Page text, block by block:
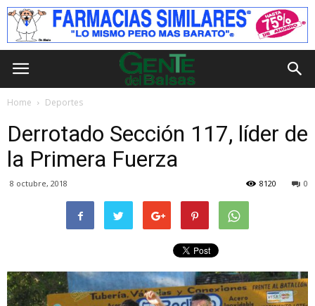
Home Deportes
Derrotado Sección 117, líder de
la Primera Fuerza
8 octubre, 2018 0
8120